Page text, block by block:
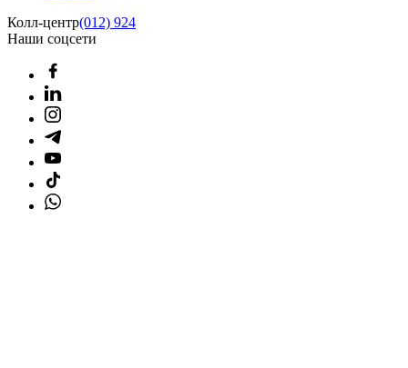
Колл-центр(012) 924
Наши соцсети